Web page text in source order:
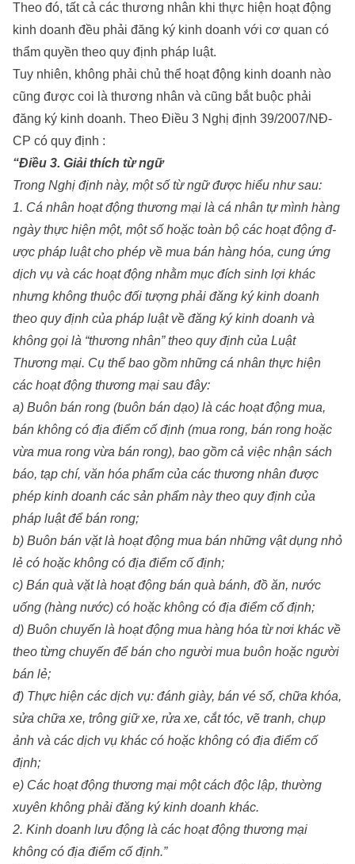
Theo đó, tất cả các thương nhân khi thực hiện hoạt động
kinh doanh đều phải đăng ký kinh doanh với cơ quan có
thẩm quyền theo quy định pháp luật.
Tuy nhiên, không phải chủ thể hoạt động kinh doanh nào
cũng được coi là thương nhân và cũng bắt buộc phải
đăng ký kinh doanh. Theo Điều 3 Nghị định 39/2007/NĐ-
CP có quy định :
“Điều 3. Giải thích từ ngữ
Trong Nghị định này, một số từ ngữ đ­ược hiểu nh­ư sau:
1. Cá nhân hoạt động th­ương mại là cá nhân tự mình hàng
ngày thực hiện một, một số hoặc toàn bộ các hoạt động đ­
ược pháp luật cho phép về mua bán hàng hóa, cung ứng
dịch vụ và các hoạt động nhằm mục đích sinh lợi khác
như­ng không thuộc đối tượng phải đăng ký kinh doanh
theo quy định của pháp luật về đăng ký kinh doanh và
không gọi là “th­ương nhân” theo quy định của Luật
Thương mại. Cụ thể bao gồm những cá nhân thực hiện
các hoạt động th­ương mại sau đây:
a) Buôn bán rong (buôn bán dạo) là các hoạt động mua,
bán không có địa điểm cố định (mua rong, bán rong hoặc
vừa mua rong vừa bán rong), bao gồm cả việc nhận sách
báo, tạp chí, văn hóa phẩm của các th­ương nhân đ­ược
phép kinh doanh các sản phẩm này theo quy định của
pháp luật để bán rong;
b) Buôn bán vặt là hoạt động mua bán những vật dụng nhỏ
lẻ có hoặc không có địa điểm cố định;
c) Bán quà vặt là hoạt động bán quà bánh, đồ ăn, n­ước
uống (hàng nước) có hoặc không có địa điểm cố định;
d) Buôn chuyến là hoạt động mua hàng hóa từ nơi khác về
theo từng chuyến để bán cho người mua buôn hoặc ng­ười
bán lẻ;
đ) Thực hiện các dịch vụ: đánh giày, bán vé số, chữa khóa,
sửa chữa xe, trông giữ xe, rửa xe, cắt tóc, vẽ tranh, chụp
ảnh và các dịch vụ khác có hoặc không có địa điểm cố
định;
e) Các hoạt động thương mại một cách độc lập, th­ường
xuyên không phải đăng ký kinh doanh khác.
2. Kinh doanh l­ưu động là các hoạt động thương mại
không có địa điểm cố định.”